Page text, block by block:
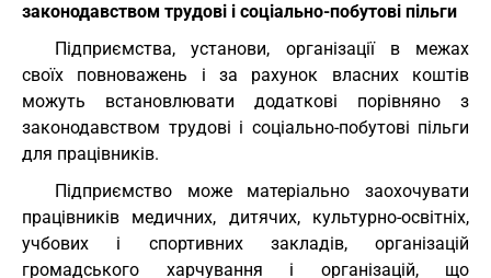
законодавством трудові і соціально-побутові пільги
Підприємства, установи, організації в межах
своїх повноважень і за рахунок власних коштів
можуть встановлювати додаткові порівняно з
законодавством трудові і соціально-побутові пільги
для працівників.
Підприємство може матеріально заохочувати
працівників медичних, дитячих, культурно-освітніх,
учбових і спортивних закладів, організацій
громадського харчування і організацій, що